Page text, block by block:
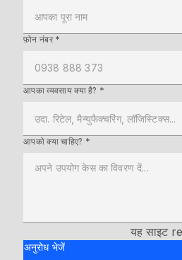
फ़ोन नंबर *
आपका व्यवसाय क्या है? *
आपको क्या चाहिए? *
यह साइट
अनुरोध भेजें